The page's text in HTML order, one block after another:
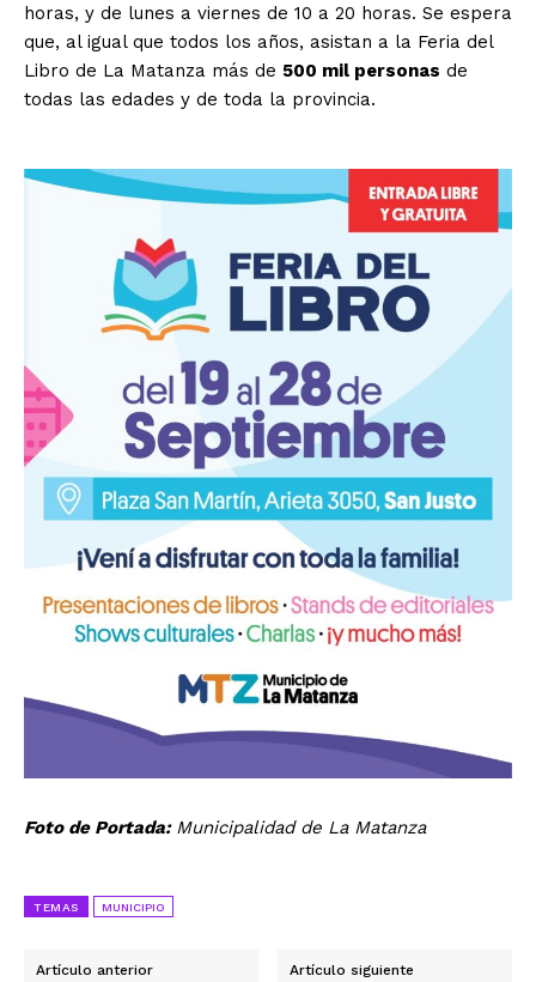
horas, y de lunes a viernes de 10 a 20 horas. Se espera
que, al igual que todos los años, asistan a la Feria del
Libro de La Matanza más de 500 mil personas de
todas las edades y de toda la provincia.
Foto de Portada: Municipalidad de La Matanza
TEMAS MUNICIPIO
Artículo anterior Artículo siguiente